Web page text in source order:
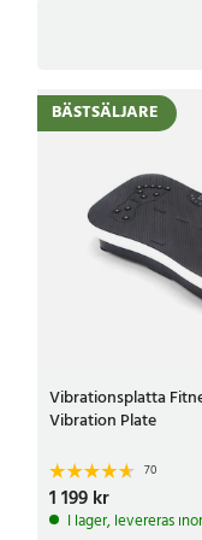
Vibrationsplattan
vibrationsplatta är
Hur många
Därför brukar
Köp
24.se är en
öppet köp och en
BÄSTSÄLJARE
Vibrationsplatta
Vibration Plate
70
Pris:1 199 kr
1 199 kr
I lager, levereras